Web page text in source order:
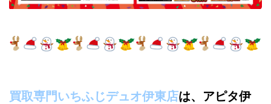
買取専門いちふじデュオ伊東店は、アピタ伊